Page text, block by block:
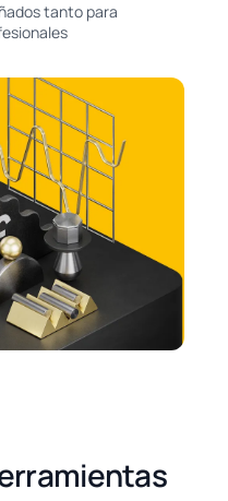
tanto para